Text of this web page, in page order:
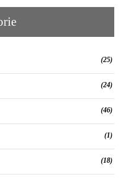
(25)
(24)
(46)
(1)
(18)